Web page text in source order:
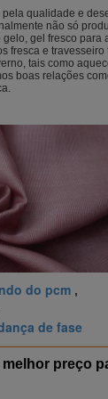
qualidade e
não só
gel fresco para
fresca e travesseiro
tais como
boas relações
do pcm ,
de fase
melhor preço